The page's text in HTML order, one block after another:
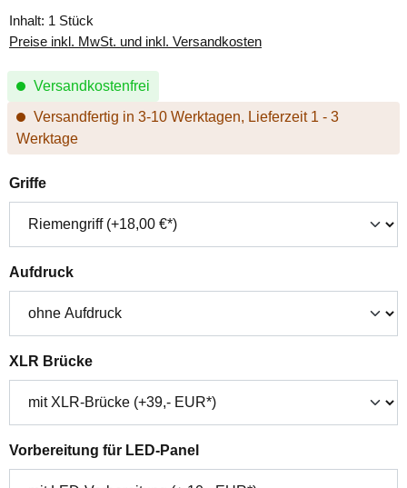
Inhalt: 1 Stück
Preise inkl. MwSt. und inkl. Versandkosten
Versandkostenfrei
Versandfertig in 3-10 Werktagen, Lieferzeit 1 - 3
Werktage
Griffeauswählen
Aufdruckauswählen
XLR Brückeauswählen
Vorbereitung für LED-Panelauswählen